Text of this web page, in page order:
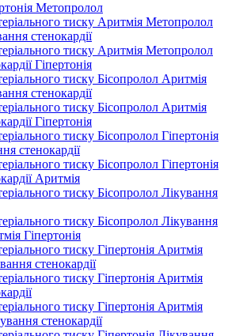
Метопролол
тиску Аритмія Метопролол
стенокардії
тиску Аритмія Метопролол
Гіпертонія
тиску Бісопролол Аритмія
стенокардії
тиску Бісопролол Аритмія
Гіпертонія
тиску Бісопролол Гіпертонія
стенокардії
тиску Бісопролол Гіпертонія
Аритмія
тиску Бісопролол Лікування
тиску Бісопролол Лікування
Гіпертонія
тиску Гіпертонія Аритмія
стенокардії
тиску Гіпертонія Аритмія
тиску Гіпертонія Аритмія
стенокардії